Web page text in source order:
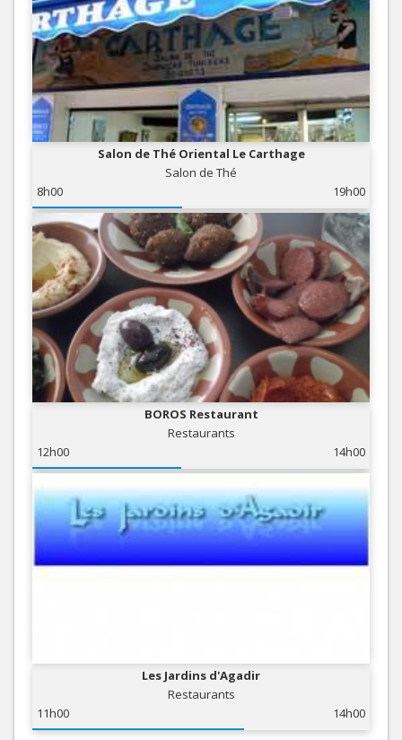
Salon de Thé Oriental Le Carthage
Salon de Thé
8h00
19h00
BOROS Restaurant
Restaurants
12h00
14h00
Les Jardins d'Agadir
Restaurants
11h00
14h00